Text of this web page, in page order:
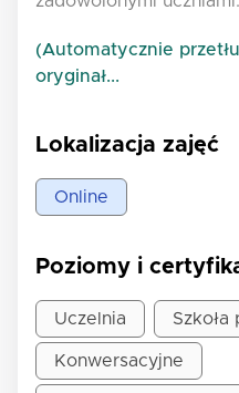
(Automatycznie
oryginał...
Lokalizacja zajęć
Online
Poziomy i
Uczelnia
Konwersacyjne